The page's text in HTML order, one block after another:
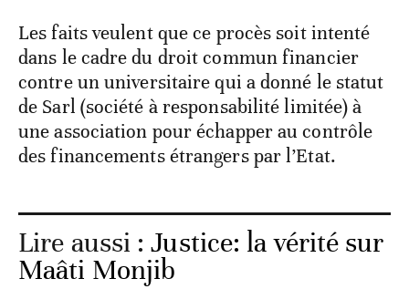
Les faits veulent que ce procès soit intenté
dans le cadre du droit commun financier
contre un universitaire qui a donné le statut
de Sarl (société à responsabilité limitée) à
une association pour échapper au contrôle
des financements étrangers par l’Etat.
Lire aussi :Justice: la vérité sur
Maâti Monjib